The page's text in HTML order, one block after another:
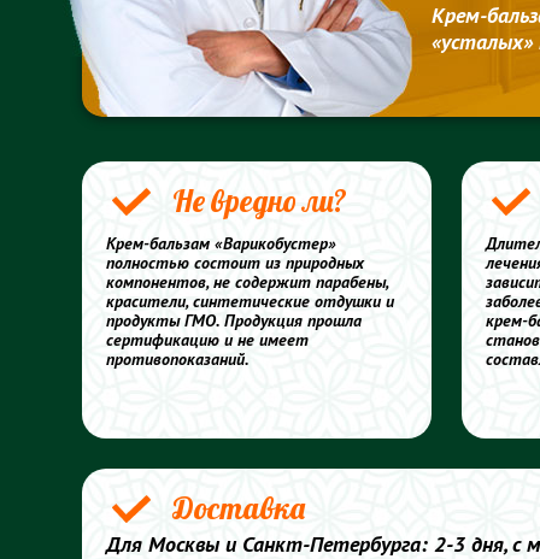
Крем-
«усталых»
Не вредно ли?
Крем-бальзам «Варикобустер»
полностью состоит из природных
компонентов, не содержит парабены,
красители, синтетические отдушки и
продукты ГМО. Продукция прошла
сертификацию и не имеет
противопоказаний.
крем-
Доставка
Для Москвы и Санкт-Петербурга: 2-3 дня, с